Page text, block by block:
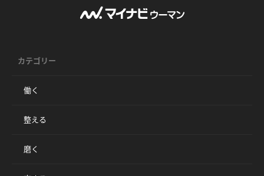
カテゴリー
働く
整える
磨く